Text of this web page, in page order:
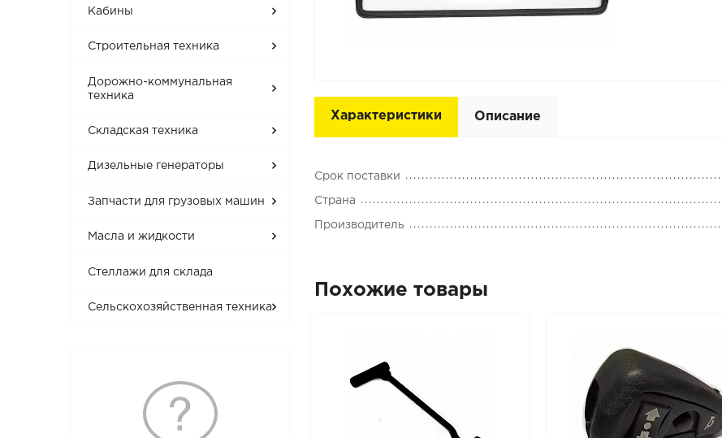
Кабины
Строительная техника
Дорожно-коммунальная
техника
Складская техника
Дизельные генераторы
Запчасти для грузовых машин
Масла и жидкости
Стеллажи для склада
Сельскохозяйственная техника
Характеристики Описание
Срок поставки
Страна
Производитель
Похожие товары